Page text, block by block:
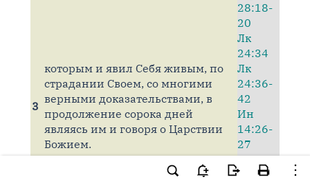
3
которым и явил Себя живым, по
страдании Своем, со многими
верными доказательствами, в
продолжение сорока дней
являясь им и говоря о Царствии
Божием.
28:18-
20
Лк
24:34
Лк
24:36-
42
Ин
14:26-
27
Ин
20:21-